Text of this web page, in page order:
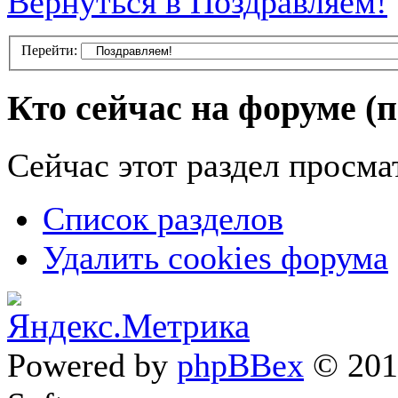
Перейти:
Кто сейчас на форуме
Сейчас этот раздел
Список разделов
Удалить cookies форума
Powered by phpBBex ©